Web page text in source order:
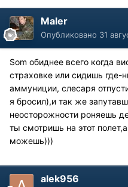
Maler
Опубликовано 31
Som обиднее всего когда
страховке или сидишь где-
аммуниции, слесаря
я бросил),и так же
неосторожности роняешь
ты смотришь на этот
можешь)))
alek956